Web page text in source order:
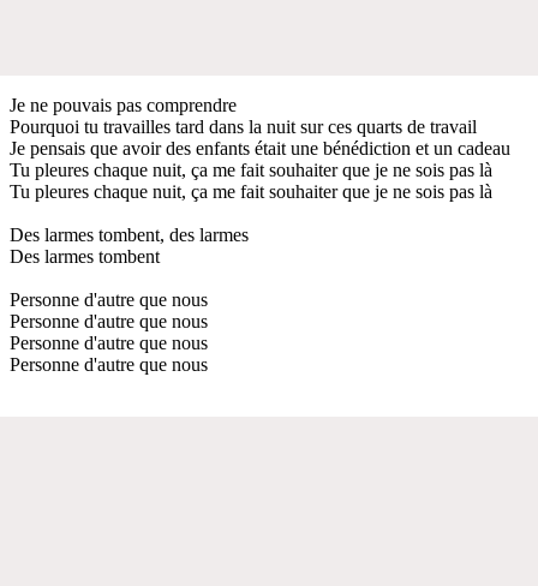
Je ne pouvais pas comprendre
Pourquoi tu travailles tard dans la nuit sur ces quarts de travail
Je pensais que avoir des enfants était une bénédiction et un cadeau
Tu pleures chaque nuit, ça me fait souhaiter que je ne sois pas là
Tu pleures chaque nuit, ça me fait souhaiter que je ne sois pas là
Des larmes tombent, des larmes
Des larmes tombent
Personne d'autre que nous
Personne d'autre que nous
Personne d'autre que nous
Personne d'autre que nous